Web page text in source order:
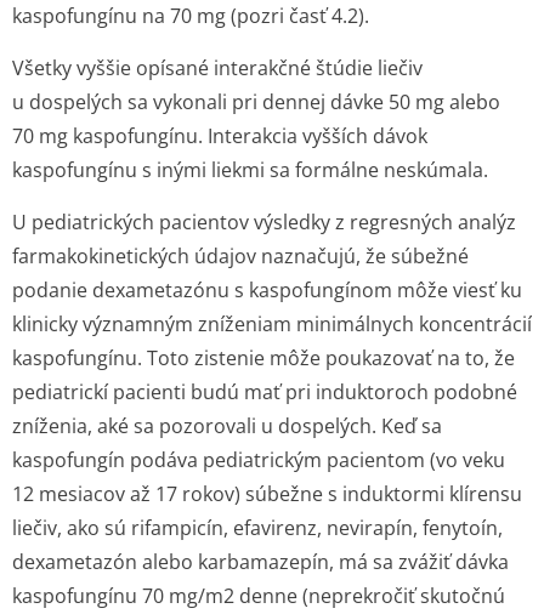
kaspofungínu na 70 mg (pozri časť 4.2).
Všetky vyššie opísané interakčné štúdie liečiv
u dospelých sa vykonali pri dennej dávke 50 mg alebo
70 mg kaspofungínu. Interakcia vyšších dávok
kaspofungínu s inými liekmi sa formálne neskúmala.
U pediatrických pacientov výsledky z regresných analýz
farmakokinetických údajov naznačujú, že súbežné
podanie dexametazónu s kaspofungínom môže viesť ku
klinicky významným zníženiam minimálnych koncentrácií
kaspofungínu. Toto zistenie môže poukazovať na to, že
pediatrickí pacienti budú mať pri induktoroch podobné
zníženia, aké sa pozorovali u dospelých. Keď sa
kaspofungín podáva pediatrickým pacientom (vo veku
12 mesiacov až 17 rokov) súbežne s induktormi klírensu
liečiv, ako sú rifampicín, efavirenz, nevirapín, fenytoín,
dexametazón alebo karbamazepín, má sa zvážiť dávka
kaspofungínu 70 mg/m2 denne (neprekročiť skutočnú